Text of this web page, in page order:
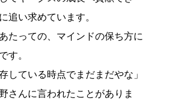
追い求めています。
たっての、マインドの保ち方に
す。
している時点でまだまだやな」
さんに言われたことがありま